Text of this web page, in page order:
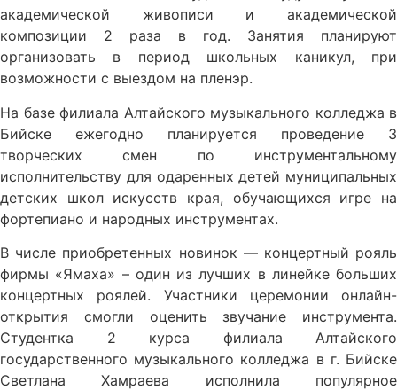
академической живописи и академической
композиции 2 раза в год. Занятия планируют
организовать в период школьных каникул, при
возможности с выездом на пленэр.
На базе филиала Алтайского музыкального колледжа в
Бийске ежегодно планируется проведение 3
творческих смен по инструментальному
исполнительству для одаренных детей муниципальных
детских школ искусств края, обучающихся игре на
фортепиано и народных инструментах.
В числе приобретенных новинок — концертный рояль
фирмы «Ямаха» – один из лучших в линейке больших
концертных роялей. Участники церемонии онлайн-
открытия смогли оценить звучание инструмента.
Студентка 2 курса филиала Алтайского
государственного музыкального колледжа в г. Бийске
Светлана Хамраева исполнила популярное